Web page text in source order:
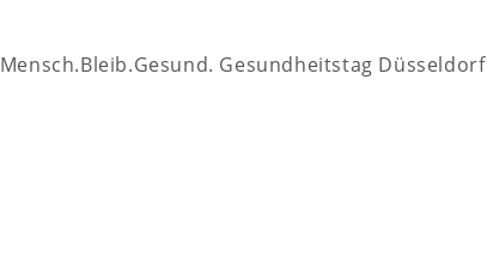
Mensch.Bleib.Gesund. Gesundheitstag Düsseldorf